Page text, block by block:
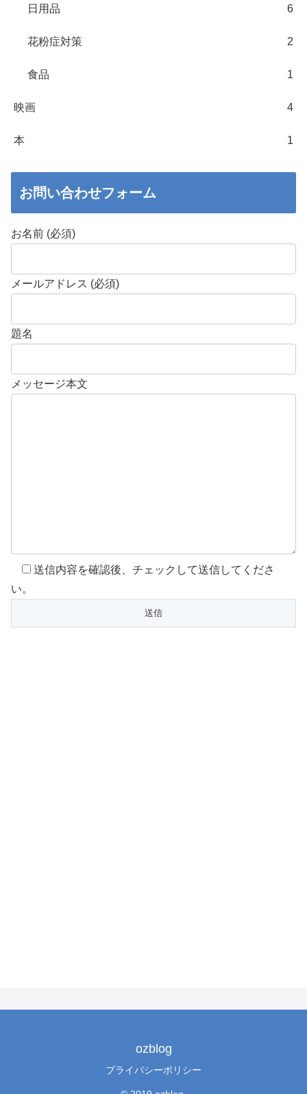
日用品 6
花粉症対策 2
食品 1
映画 4
本 1
お問い合わせフォーム
お名前 (必須)
メールアドレス (必須)
題名
メッセージ本文
送信内容を確認後、チェックして送信してくださ
い。
ozblog
プライバシーポリシー